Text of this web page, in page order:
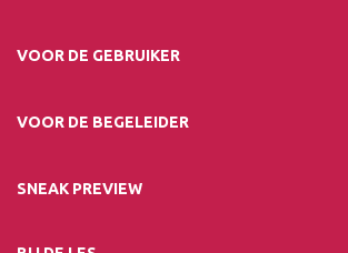
VOOR DE GEBRUIKER
VOOR DE BEGELEIDER
SNEAK PREVIEW